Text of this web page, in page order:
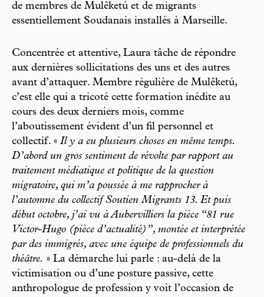
de membres de Mulêketú et de migrants
essentiellement Soudanais installés à Marseille.
Concentrée et attentive, Laura tâche de répondre
aux dernières sollicitations des uns et des autres
avant d’attaquer. Membre régulière de Mulêketú,
c’est elle qui a tricoté cette formation inédite au
cours des deux derniers mois, comme
l’aboutissement évident d’un fil personnel et
collectif. « Il y a eu plusieurs choses en même temps.
D’abord un gros sentiment de révolte par rapport au
traitement médiatique et politique de la question
migratoire, qui m’a poussée à me rapprocher à
l’automne du collectif Soutien Migrants 13. Et puis
début octobre, j’ai vu à Aubervilliers la pièce “81 rue
Victor-Hugo (pièce d’actualité)”, montée et interprétée
par des immigrés, avec une équipe de professionnels du
théâtre. » La démarche lui parle : au-delà de la
victimisation ou d’une posture passive, cette
anthropologue de profession y voit l’occasion de